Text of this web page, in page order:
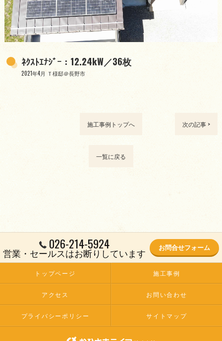
ﾈｸｽﾄｴﾅｼﾞｰ：12.24kW／36枚
2021年4月 Ｔ様邸＠長野市
施工事例トップへ 次の記事 >
一覧に戻る
026-214-5924
営業・セールスはお断りしています お問合せフォーム
トップページ 施工事例
アクセス お問い合わせ
プライバシーポリシー サイトマップ